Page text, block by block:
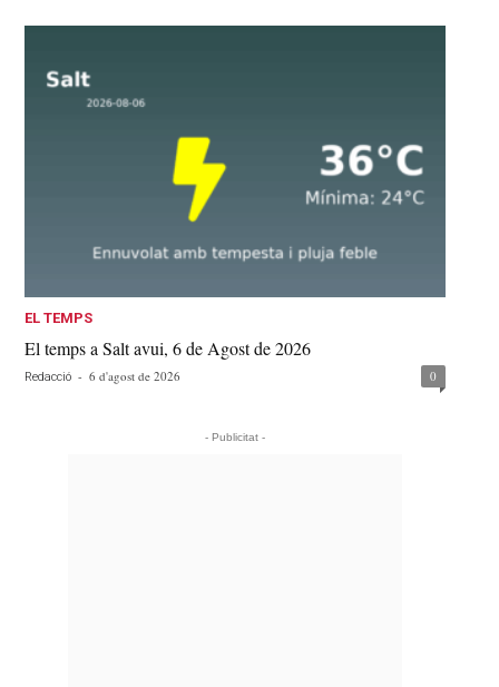
EL TEMPS
El temps a Salt avui, 6 de Agost de 2026
Redacció - 6 d'agost de 2026 0
- Publicitat -